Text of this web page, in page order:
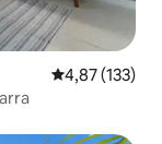
4,87 af 5 í
4,87 (133)